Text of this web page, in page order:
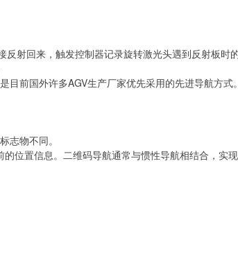
射回来，触发控制器记录旋转激光头遇到反射板时
前国外许多AGV生产厂家优先采用的先进导航方式。
志物不同。
位置信息。二维码导航通常与惯性导航相结合，实现